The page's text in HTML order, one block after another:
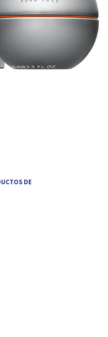
DE